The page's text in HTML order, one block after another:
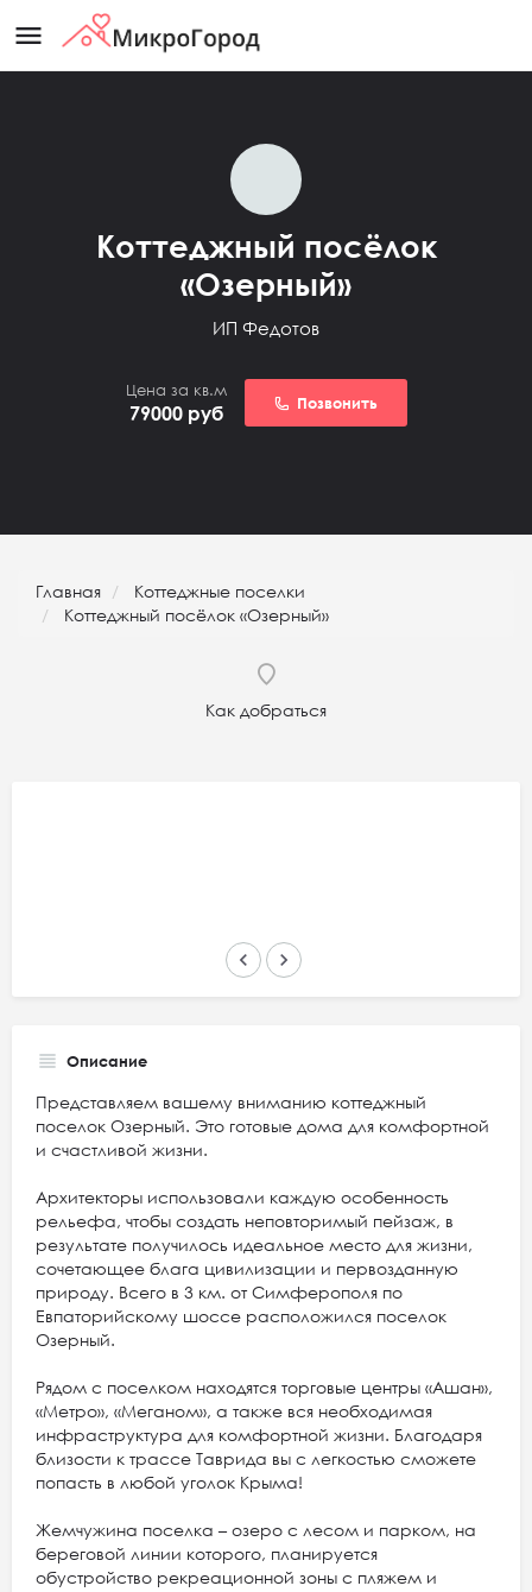
menu
Коттеджный посёлок
«Озерный»
ИП Федотов
Цена за кв.м
79000 руб Позвонить
Главная
Коттеджные поселки
Коттеджный посёлок «Озерный»
Как добраться
keyboard_arrow_left keyboard_arrow_right
Описание
Представляем вашему вниманию коттеджный
поселок Озерный. Это готовые дома для комфортной
и счастливой жизни.
Архитекторы использовали каждую особенность
рельефа, чтобы создать неповторимый пейзаж, в
результате получилось идеальное место для жизни,
сочетающее блага цивилизации и первозданную
природу. Всего в 3 км. от Симферополя по
Евпаторийскому шоссе расположился поселок
Озерный.
Рядом с поселком находятся торговые центры «Ашан»,
«Метро», «Меганом», а также вся необходимая
инфраструктура для комфортной жизни. Благодаря
близости к трассе Таврида вы с легкостью сможете
попасть в любой уголок Крыма!
Жемчужина поселка – озеро с лесом и парком, на
береговой линии которого, планируется
обустройство рекреационной зоны с пляжем и